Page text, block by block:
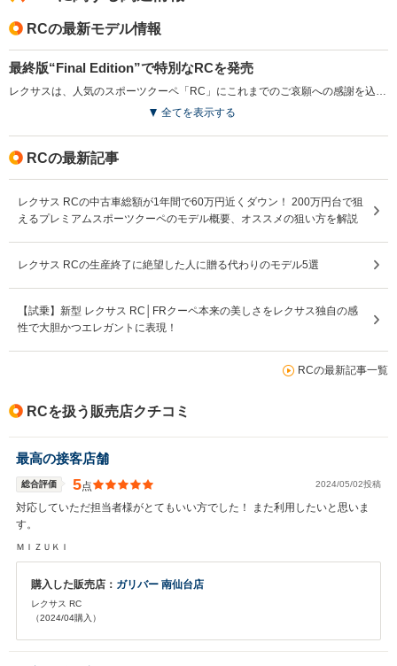
と、想定内の燃費ではないでしょうか。 総走行距離の大
(※)もちろん、周辺の車に迷惑が掛からない範囲で走行し
ております。 「Nomalモード」の加速感は、正直、「も
っさり」と言ってしまわざるを得ません。 「SPORTモー
まう状態になるため、 個人的には、その使い分けに苦心
てしまうあまり、 「スポーティな走行に抵抗を感じてい
るのでは？」と感じるシーンが随所にあり、 この抵抗を
乗り越えなければ、「RC」本来のパフォーマンスを引き
出せないと感じております。 実際、今までの走行の中
まし過ぎる程？に、ゆったりとした走りをするようになっ
た気がします。 純粋な「ガソリン車」から、「ハイブリ
が・・・「「RC」は、言うほど楽しい車ではない
リッド車」故の、 「エコ運転」を、運転手に迫るシステ
おいて、更なる真価があるとすれば、 現時点で動力性能
に明示的な点数を与えることは控えるべきなのだと判断致
RCの最新モデル情報
最終版“Final Edition”で特別なRCを発売
レクサスは、人気のスポーツクーペ「RC」にこれまでのご哀願への感謝を込めた“Final Edition ”を2025年1月に発売した。この特別仕様はRCおよびRC Fのパッケージとして販売され、2025年11月には生産を終了する予定となっている。エクステリアにはスパッタリング塗装を施した19インチアルミホイールやレッドブレーキキャリパー、黒基調にまとめられたドアミラーを設定し、インテリアにはカーボンパーツとウルトラスエードを用いることで、スポーティかつ上質な空間を演出した。新色「ソニックイリジウム」を含む全9色のボディカラーが用意され、特別感が際立つモデルとなっている。（2025.1）
全てを表示する
RCの最新記事
レクサス RCの中古車総額が1年間で60万円近くダウン！ 200万円台で狙
えるプレミアムスポーツクーペのモデル概要、オススメの狙い方を解説
レクサス RCの生産終了に絶望した人に贈る代わりのモデル5選
【試乗】新型 レクサス RC│FRクーペ本来の美しさをレクサス独自の感
性で大胆かつエレガントに表現！
RCの最新記事一覧
RCを扱う販売店クチコミ
最高の接客店舗
総合評価 5点 2024/05/02投稿
対応していただ担当者様がとてもいい方でした！ また利用したいと思いま
す。
ＭＩＺＵＫＩ
購入した販売店： ガリバー 南仙台店
レクサス RC
（2024/04購入）